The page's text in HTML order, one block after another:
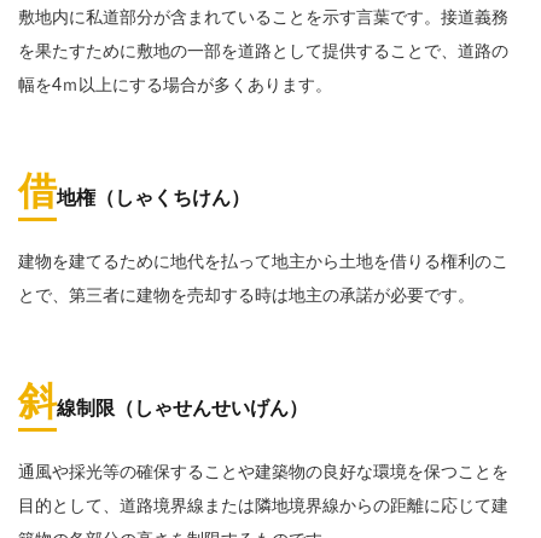
敷地内に私道部分が含まれていることを示す言葉です。接道義務
を果たすために敷地の一部を道路として提供することで、道路の
幅を4ｍ以上にする場合が多くあります。
借地権（しゃくちけん）
建物を建てるために地代を払って地主から土地を借りる権利のこ
とで、第三者に建物を売却する時は地主の承諾が必要です。
斜線制限（しゃせんせいげん）
通風や採光等の確保することや建築物の良好な環境を保つことを
目的として、道路境界線または隣地境界線からの距離に応じて建